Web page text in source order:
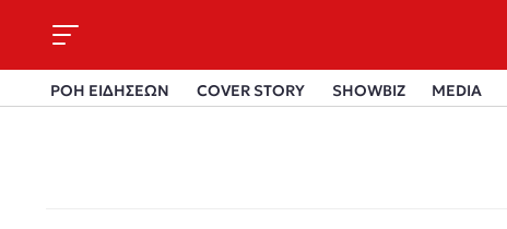
ΡΟΗ ΕΙΔΗΣΕΩΝ COVER STORY SHOWBIZ MEDIA